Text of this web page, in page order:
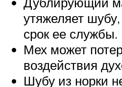
утяжеляет
срок ее службы.
Мех может
воздействия
Шубу из норки